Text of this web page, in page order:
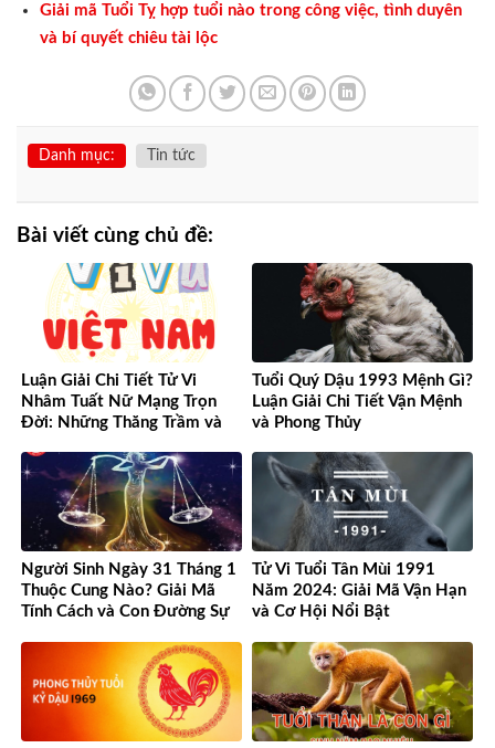
Giải mã Tuổi Tỵ hợp tuổi nào trong công việc, tình duyên
và bí quyết chiêu tài lộc
Danh mục: Tin tức
Bài viết cùng chủ đề:
Luận Giải Chi Tiết Tử Vi
Nhâm Tuất Nữ Mạng Trọn
Đời: Những Thăng Trầm và
Tuổi Quý Dậu 1993 Mệnh Gì?
Luận Giải Chi Tiết Vận Mệnh
và Phong Thủy
Người Sinh Ngày 31 Tháng 1
Thuộc Cung Nào? Giải Mã
Tính Cách và Con Đường Sự
Tử Vi Tuổi Tân Mùi 1991
Năm 2024: Giải Mã Vận Hạn
và Cơ Hội Nổi Bật